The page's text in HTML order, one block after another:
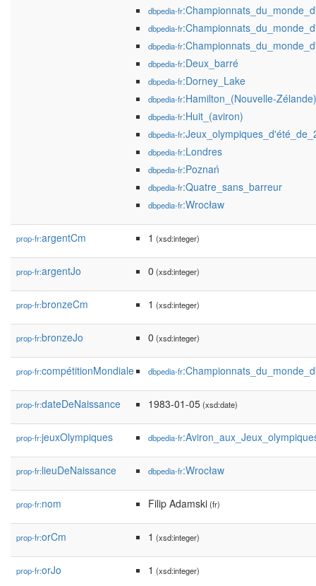
dbpedia-fr
dbpedia-fr
dbpedia-fr
dbpedia-fr:Deux_barré
dbpedia-fr:Dorney_Lake
dbpedia-fr:Hamilton_(Nouvelle-Zélande)
dbpedia-fr:Huit_(aviron)
dbpedia-fr
dbpedia-fr:Londres
dbpedia-fr:Poznań
dbpedia-fr:Quatre_sans_barreur
dbpedia-fr:Wrocław
prop-fr:argentCm 1 (xsd:integer)
prop-fr:argentJo 0 (xsd:integer)
prop-fr:bronzeCm 1 (xsd:integer)
prop-fr:bronzeJo 0 (xsd:integer)
prop-fr:compétitionMondiale dbpedia-fr
prop-fr:dateDeNaissance 1983-01-05(xsd:date)
prop-fr:jeuxOlympiques dbpedia-fr
prop-fr:lieuDeNaissance dbpedia-fr:Wrocław
prop-fr:nom Filip Adamski(fr)
prop-fr:orCm 1 (xsd:integer)
prop-fr:orJo 1 (xsd:integer)